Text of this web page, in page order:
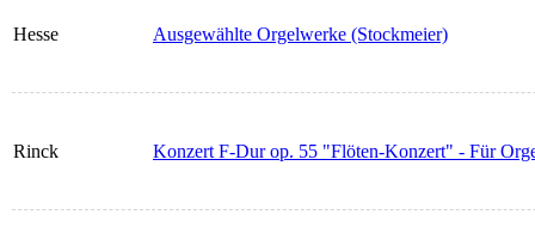
Hesse Ausgewählte Orgelwerke (Stockmeier)
Rinck Konzert F-Dur op. 55 "Flöten-Konzert" - Für